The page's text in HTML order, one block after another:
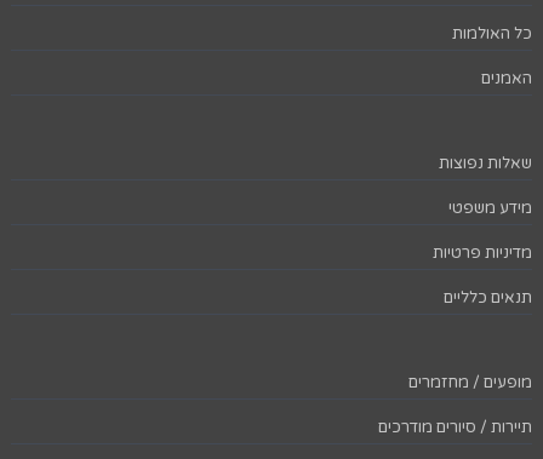
כל האולמות
האמנים
שאלות נפוצות
מידע משפטי
מדיניות פרטיות
תנאים כלליים
מופעים / מחזמרים
תיירות / סיורים מודרכים